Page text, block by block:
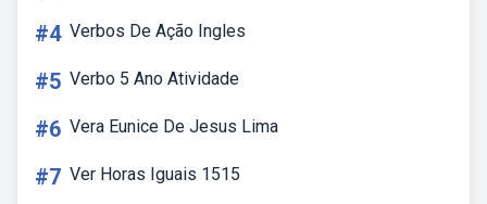
#4 Verbos De Ação Ingles
#5 Verbo 5 Ano Atividade
#6 Vera Eunice De Jesus Lima
#7 Ver Horas Iguais 1515